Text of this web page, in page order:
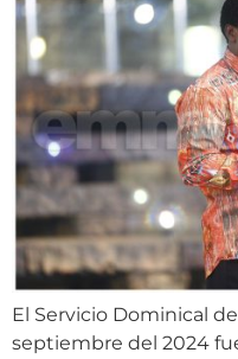
El Servicio Dominical de
septiembre del 2024